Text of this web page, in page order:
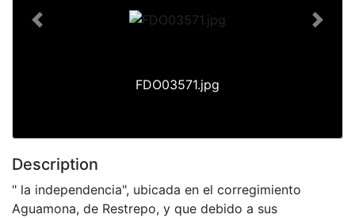
FDO03571.jpg
Previous Next
Description
" la independencia", ubicada en el corregimiento
Aguamona, de Restrepo, y que debido a sus